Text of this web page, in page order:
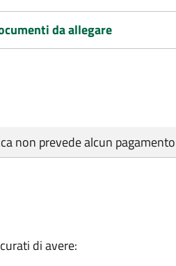
da allegare
non prevede alcun pagamento
di avere: